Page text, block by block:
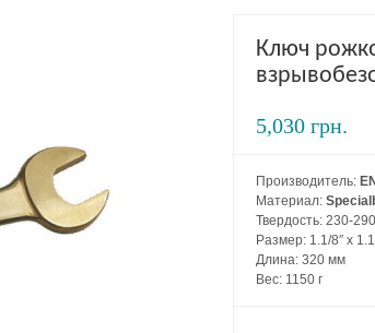
Ключ
5,030 грн.
Производитель:
Материал:
Твердость: 230-290
Размер: 1.1/8″ x
Длина: 320 мм
Вес: 1150 г